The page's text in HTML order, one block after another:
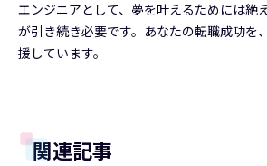
エンジニアとして、夢を叶えるためには絶
が引き続き必要です。あなたの転職成功を
援しています。
関連記事